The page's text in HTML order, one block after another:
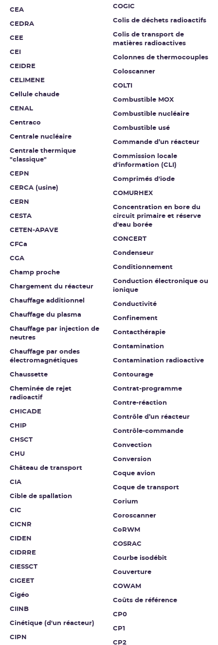
CEA
CEDRA
CEE
CEI
CEIDRE
CELIMENE
Cellule chaude
CENAL
Centraco
Centrale nucléaire
Centrale thermique
"classique"
CEPN
CERCA (usine)
CERN
CESTA
CETEN-APAVE
CFCa
CGA
Champ proche
Chargement du réacteur
Chauffage additionnel
Chauffage du plasma
Chauffage par injection de
neutres
Chauffage par ondes
électromagnétiques
Chaussette
Cheminée de rejet
radioactif
CHICADE
CHIP
CHSCT
CHU
Château de transport
CIA
Cible de spallation
CIC
CICNR
CIDEN
CIDRRE
CIESSCT
CIGEET
Cigéo
CIINB
Cinétique (d'un réacteur)
CIPN
COGIC
Colis de déchets radioactifs
Colis de transport de
matières radioactives
Colonnes de thermocouples
Coloscanner
COLTI
Combustible MOX
Combustible nucléaire
Combustible usé
Commande d’un réacteur
Commission locale
d'information (CLI)
Comprimés d'iode
COMURHEX
Concentration en bore du
circuit primaire et réserve
d'eau borée
CONCERT
Condenseur
Conditionnement
Conduction électronique ou
ionique
Conductivité
Confinement
Contacthérapie
Contamination
Contamination radioactive
Contourage
Contrat-programme
Contre-réaction
Contrôle d’un réacteur
Contrôle-commande
Convection
Conversion
Coque avion
Coque de transport
Corium
Coroscanner
CoRWM
COSRAC
Courbe isodébit
Couverture
COWAM
Coûts de référence
CP0
CP1
CP2